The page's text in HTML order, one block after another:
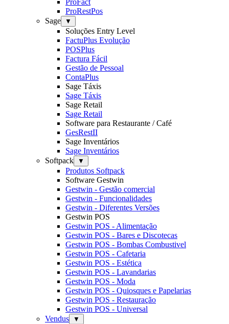
ProFact
ProRestPos
Sage
▼
Soluções Entry Level
FactuPlus Evolução
POSPlus
Factura Fácil
Gestão de Pessoal
ContaPlus
Sage Táxis
Sage Táxis
Sage Retail
Sage Retail
Software para Restaurante / Café
GesRestII
Sage Inventários
Sage Inventários
Softpack
▼
Produtos Softpack
Software Gestwin
Gestwin - Gestão comercial
Gestwin - Funcionalidades
Gestwin - Diferentes Versões
Gestwin POS
Gestwin POS - Alimentação
Gestwin POS - Bares e Discotecas
Gestwin POS - Bombas Combustivel
Gestwin POS - Cafetaria
Gestwin POS - Estética
Gestwin POS - Lavandarias
Gestwin POS - Moda
Gestwin POS - Quiosques e Papelarias
Gestwin POS - Restauração
Gestwin POS - Universal
Vendus
▼